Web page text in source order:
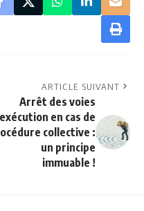
ARTICLE SUIVANT
Arrêt des voies
en cas de
collective :
un principe
immuable !